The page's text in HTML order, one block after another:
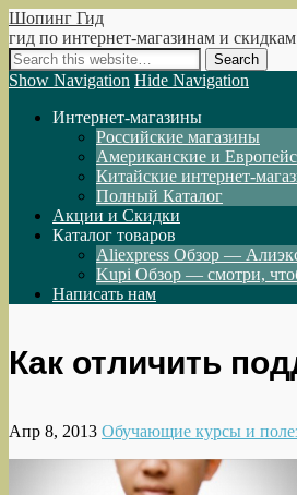
Шопинг Гид
гид по интернет-магазинам и скидкам
Show Navigation Hide Navigation
Интернет-магазины
Российские магазины
Американские и
Китайские интернет-
Полный Каталог
Акции и Скидки
Каталог товаров
Aliexpress Обзор —
Kupi Обзор — смотри,
Написать нам
Как отличить
Апр 8, 2013 Обучающие курсы и